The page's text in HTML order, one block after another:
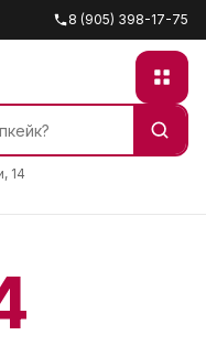
8 (905) 398-17-75
14